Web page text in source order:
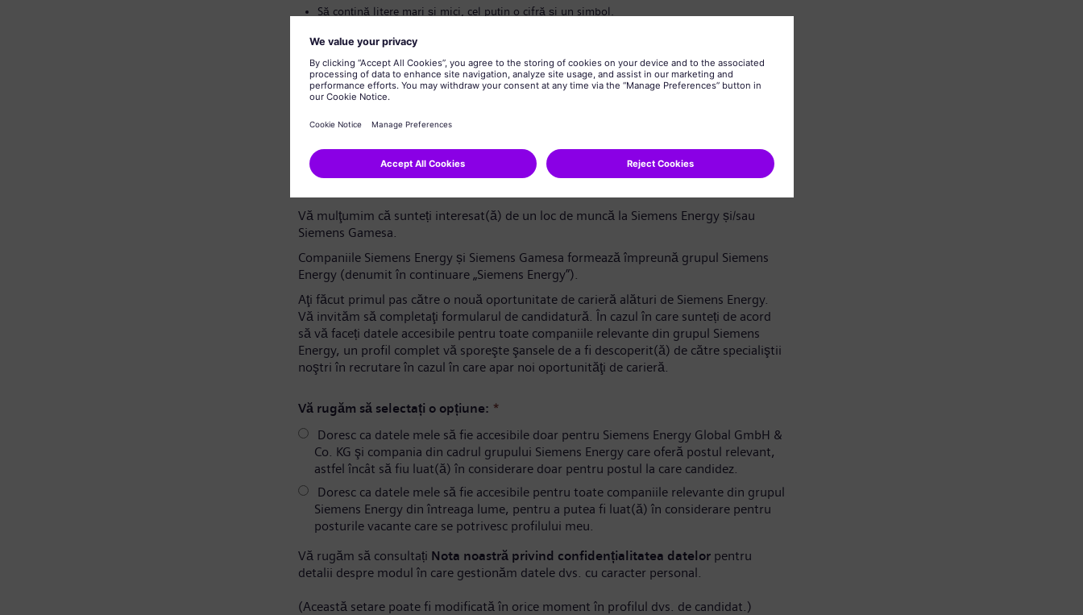
Să conțină litere mari și mici, cel puțin o cifră și un simbol.
Notă privind confidențialitatea datelor
Vă mulţumim că sunteți interesat(ă) de un loc de muncă la Siemens Energy și/sau
Siemens Gamesa.
Companiile Siemens Energy și Siemens Gamesa formează împreună grupul Siemens
Energy (denumit în continuare „Siemens Energy”).
Aţi făcut primul pas către o nouă oportunitate de carieră alături de Siemens Energy.
Vă invităm să completaţi formularul de candidatură. În cazul în care sunteți de acord
să vă faceți datele accesibile pentru toate companiile relevante din grupul Siemens
Energy, un profil complet vă sporeşte şansele de a fi descoperit(ă) de către specialiştii
noştri în recrutare în cazul în care apar noi oportunităţi de carieră.
Vă rugăm să selectați o opțiune: *
Doresc ca datele mele să fie accesibile doar pentru Siemens Energy Global GmbH &
Co. KG şi compania din cadrul grupului Siemens Energy care oferă postul relevant,
astfel încât să fiu luat(ă) în considerare doar pentru postul la care candidez.
Doresc ca datele mele să fie accesibile pentru toate companiile relevante din grupul
Siemens Energy din întreaga lume, pentru a putea fi luat(ă) în considerare pentru
posturile vacante care se potrivesc profilului meu.
Vă rugăm să consultați Nota noastră privind confidențialitatea datelor pentru
detalii despre modul în care gestionăm datele dvs. cu caracter personal.
(Această setare poate fi modificată în orice moment în profilul dvs. de candidat.)